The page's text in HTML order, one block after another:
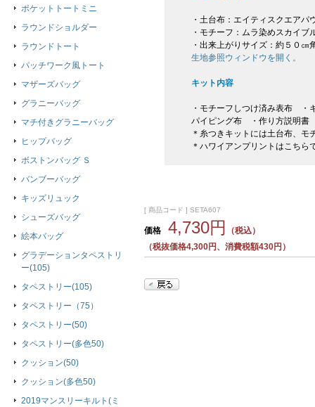
・土台布：エイティスクエアパ
・モチーフ：ムラ染めスカイブ
・出来上がりサイズ：約５０㎝
生地参照ウィンドウを開く。
キット内容
・モチーフしつけ済み表布
パイピング布 ・作り方説明書
＊糸つきキットには土台布、モ
＊ハワイアンプリントはこちら
[ 商品コード ] SETA607
価格 4,730円
（税込）
（税抜価格4,300円、消費税額430円）
ポケットトートミニ
ラウンドショルダー
ラウンドトート
パッチワーク風トート
マザーズバッグ
グラニーバッグ
マチ付きグラニーバッグ
ヒップバッグ
ボストンバッグ Ｓ
バンブーバッグ
キッズリュック
シューズバッグ
絵本バッグ
グラデーションタペストリ
ー(105)
タペストリー(105)
タペストリー（75）
タペストリー(50)
タペストリー(多色50)
クッション(50)
クッション(多色50)
2019マンスリーキルト(ミ